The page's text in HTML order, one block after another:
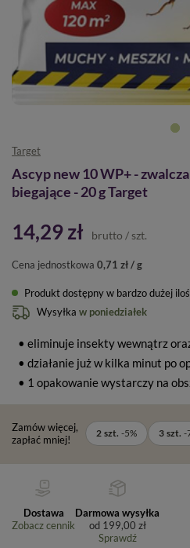
Target
Ascyp new 10 WP+ -
biegające - 20 g Target
14,29 zł brutto / szt.
Cena jednostkowa 0,71 zł / g
Produkt dostępny w bardzo dużej
Wysyłka w poniedziałek
• eliminuje insekty wewnątrz
• działanie już w kilka minut po
• 1 opakowanie wystarczy na
Zamów więcej,
zapłać mniej!
2 szt. -5% 3 szt. -
Dostawa
Zobacz cennik
Darmowa wysyłka
od 199,00 zł
Sprawdź